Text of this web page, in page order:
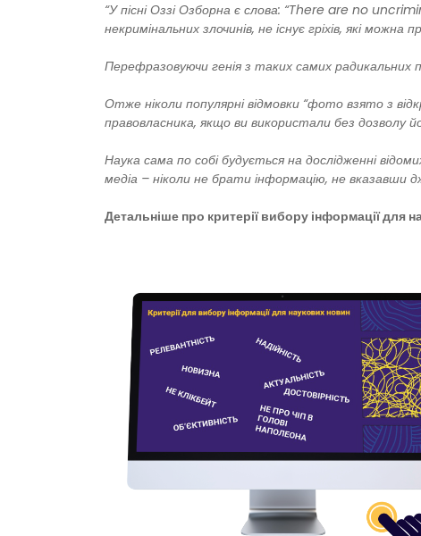
“У пісні Оззі Озборна є слова: “There are no
некримінальних злочинів, не існує гріхів, які можна
Перефразовуючи генія з таких самих радикальних
Отже ніколи популярні відмовки “фото взято з
правовласника, якщо ви використали без
Наука сама по собі будується на дослідженні
медіа – ніколи не брати інформацію, не вказавши
Детальніше про критерії вибору інформації для